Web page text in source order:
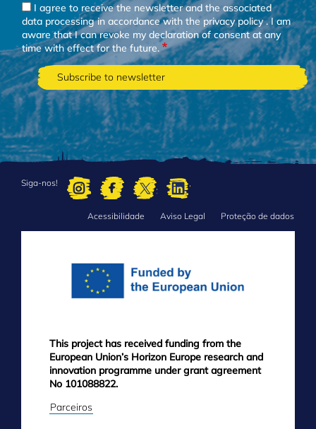
I agree to receive the newsletter and the associated
data processing in accordance with theprivacy policy. I am
aware that I can revoke my declaration of consent at any
time with effect for the future.
Siga-nos!
Acessibilidade Aviso Legal Proteção de dados
This project has received funding from the
European Union’s Horizon Europe research and
innovation programme under grant agreement
No 101088822.
Parceiros